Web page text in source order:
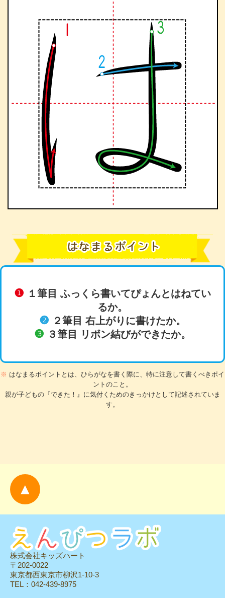
❶ １筆目 ふっくら書いてぴょんとはねてい
るか。
❷ ２筆目 右上がりに書けたか。
❸ ３筆目 リボン結びができたか。
※ はなまるポイントとは、ひらがなを書く際に、特に注意して書くべきポイ
ントのこと。
親が子どもの『できた！』に気付くためのきっかけとして記述されていま
す。
▲
株式会社キッズハート
〒202-0022
東京都西東京市柳沢1-10-3
TEL：042-439-8975